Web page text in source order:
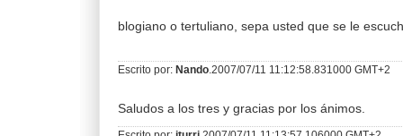
blogiano o tertuliano, sepa usted que se le
Escrito por: Nando .2007/07/11 11:12:58.831000 GMT+2
Saludos a los tres y gracias por los ánimos.